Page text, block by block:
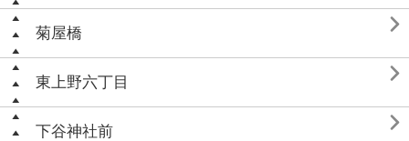
菊屋橋 
東上野六丁目 
下谷神社前 